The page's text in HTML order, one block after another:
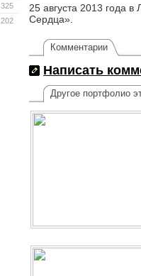
325
202
25 августа 2013 года
Сердца».
Комментарии
Написать
Другое портфолио